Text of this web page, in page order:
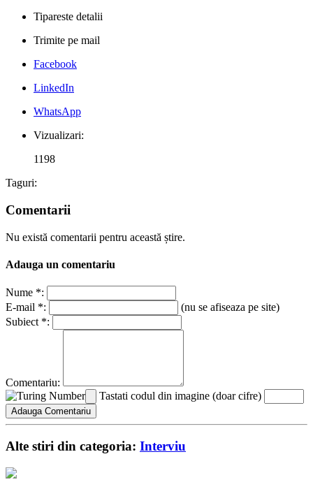
Tipareste detalii
Trimite pe mail
Facebook
LinkedIn
WhatsApp
Vizualizari:
1198
Taguri:
Comentarii
Nu există comentarii pentru această știre.
Adauga un comentariu
Nume *:
E-mail *:
(nu se afiseaza pe site)
Subiect *:
Comentariu:
Tastati codul din imagine (doar cifre)
Alte stiri din categoria: Interviu